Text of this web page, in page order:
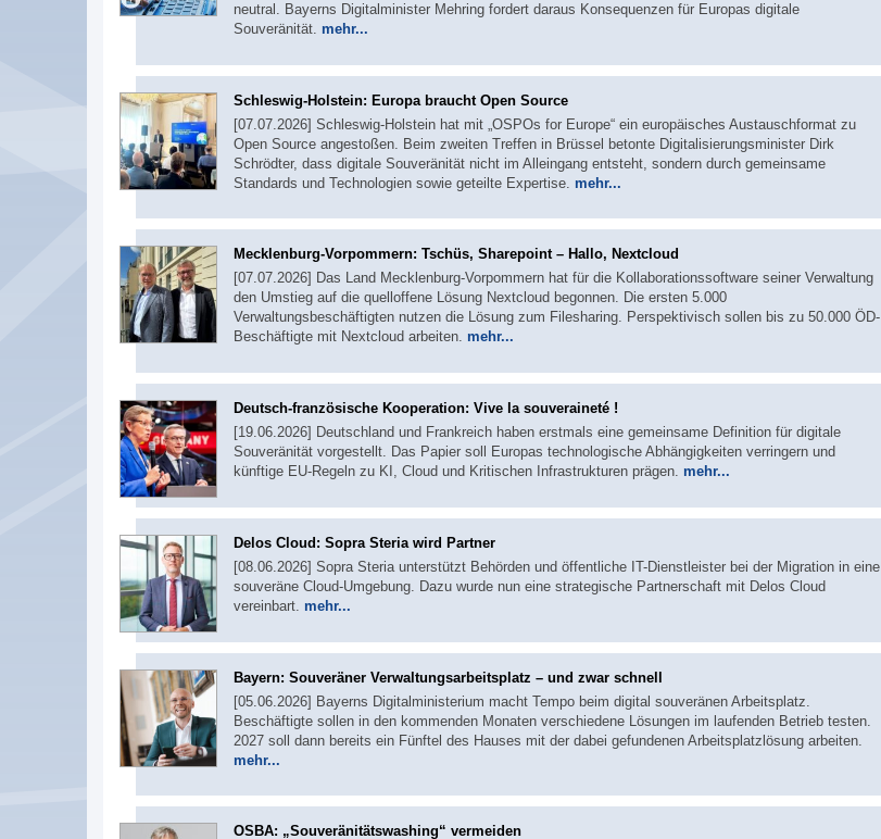
neutral. Bayerns Digitalminister Mehring fordert daraus Konsequenzen für Europas digitale
Souveränität. mehr...
Schleswig-Holstein: Europa braucht Open Source
[07.07.2026] Schleswig-Holstein hat mit „OSPOs for Europe“ ein europäisches Austauschformat zu
Open Source angestoßen. Beim zweiten Treffen in Brüssel betonte Digitalisierungsminister Dirk
Schrödter, dass digitale Souveränität nicht im Alleingang entsteht, sondern durch gemeinsame
Standards und Technologien sowie geteilte Expertise. mehr...
Mecklenburg-Vorpommern: Tschüs, Sharepoint – Hallo, Nextcloud
[07.07.2026] Das Land Mecklenburg-Vorpommern hat für die Kollaborationssoftware seiner Verwaltung
den Umstieg auf die quelloffene Lösung Nextcloud begonnen. Die ersten 5.000
Verwaltungsbeschäftigten nutzen die Lösung zum Filesharing. Perspektivisch sollen bis zu 50.000 ÖD-
Beschäftigte mit Nextcloud arbeiten. mehr...
Deutsch-französische Kooperation: Vive la souveraineté !
[19.06.2026] Deutschland und Frankreich haben erstmals eine gemeinsame Definition für digitale
Souveränität vorgestellt. Das Papier soll Europas technologische Abhängigkeiten verringern und
künftige EU-Regeln zu KI, Cloud und Kritischen Infrastrukturen prägen. mehr...
Delos Cloud: Sopra Steria wird Partner
[08.06.2026] Sopra Steria unterstützt Behörden und öffentliche IT-Dienstleister bei der Migration in eine
souveräne Cloud-Umgebung. Dazu wurde nun eine strategische Partnerschaft mit Delos Cloud
vereinbart. mehr...
Bayern: Souveräner Verwaltungsarbeitsplatz – und zwar schnell
[05.06.2026] Bayerns Digitalministerium macht Tempo beim digital souveränen Arbeitsplatz.
Beschäftigte sollen in den kommenden Monaten verschiedene Lösungen im laufenden Betrieb testen.
2027 soll dann bereits ein Fünftel des Hauses mit der dabei gefundenen Arbeitsplatzlösung arbeiten.
mehr...
OSBA: „Souveränitätswashing“ vermeiden